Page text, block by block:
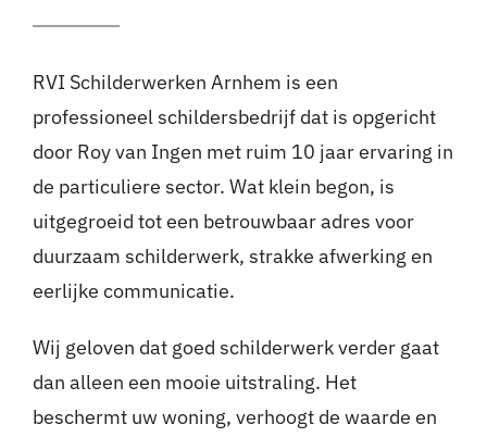
RVI Schilderwerken Arnhem is een
professioneel schildersbedrijf dat is opgericht
door Roy van Ingen met ruim 10 jaar ervaring in
de particuliere sector. Wat klein begon, is
uitgegroeid tot een betrouwbaar adres voor
duurzaam schilderwerk, strakke afwerking en
eerlijke communicatie.
Wij geloven dat goed schilderwerk verder gaat
dan alleen een mooie uitstraling. Het
beschermt uw woning, verhoogt de waarde en